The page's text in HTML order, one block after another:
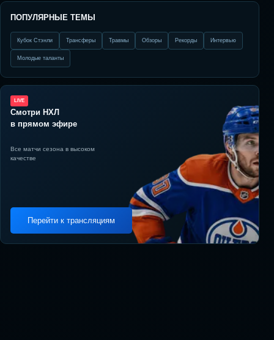
ПОПУЛЯРНЫЕ ТЕМЫ
Кубок Стэнли Трансферы Травмы Обзоры Рекорды Интервью
Молодые таланты
LIVE
Смотри НХЛ
в прямом эфире
Все матчи сезона в высоком
качестве
Перейти к трансляциям